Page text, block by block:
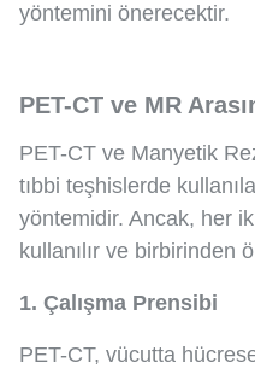
yöntemini önerecektir.
PET-CT ve MR
PET-CT ve Manyetik
tıbbi teşhislerde
yöntemidir. Ancak, her
kullanılır ve birbirinden
1. Çalışma Prensibi
PET-CT, vücutta